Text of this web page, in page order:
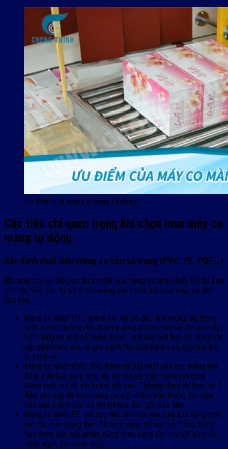
Ưu điểm của máy co màng tự động
Các tiêu chí quan trọng khi chọn mua máy co
màng tự động
Xác định chất liệu màng co cần sử dụng (PVC, PE, POF,…)
Mỗi máy chỉ có thể bọc được một loại màng co nhất định. Do đó bạn
cần tìm hiểu thật kỹ về 3 loại màng này trước khi mua máy, cụ thể
như sau:
Màng co nhiệt POF: màng co này có đặc tính mỏng, độ trong
suốt ở mức tương đối, thường dùng để bọc kín và cần có máy
cắt màng co mới sử dụng được. Loại này phù hợp để đóng các
sản phẩm nhỏ nhẹ, ít góc cạnh như hộp bánh kẹo, hộp trà, mỳ
ly, sách vở,…
Màng co nhiệt PVC: đặc điểm nổi bật nhất của loại màng này
đó là cấu tạo dạng ống, khi sờ vào sẽ thấy màng rất giòn,
trong suốt, có độ co tương đối cao. Thường dùng để bọc kín 2
đầu, phù hợp để bọc màng co mỹ phẩm, hộp thuốc, lốc chai,
các sản phẩm chai có vòi xịt như dầu gội, sữa tắm,…
Màng co nhiệt PE: với đặc tính dẻo dai, dày, cho khả năng chịu
lực tốt, màu trắng đục. Thường dùng để bọc hở 2 đầu, thích
hợp đóng các sản phẩm nặng, theo dạng lốc như lốc sữa, lốc
nước ngọt, lốc nước suối,…